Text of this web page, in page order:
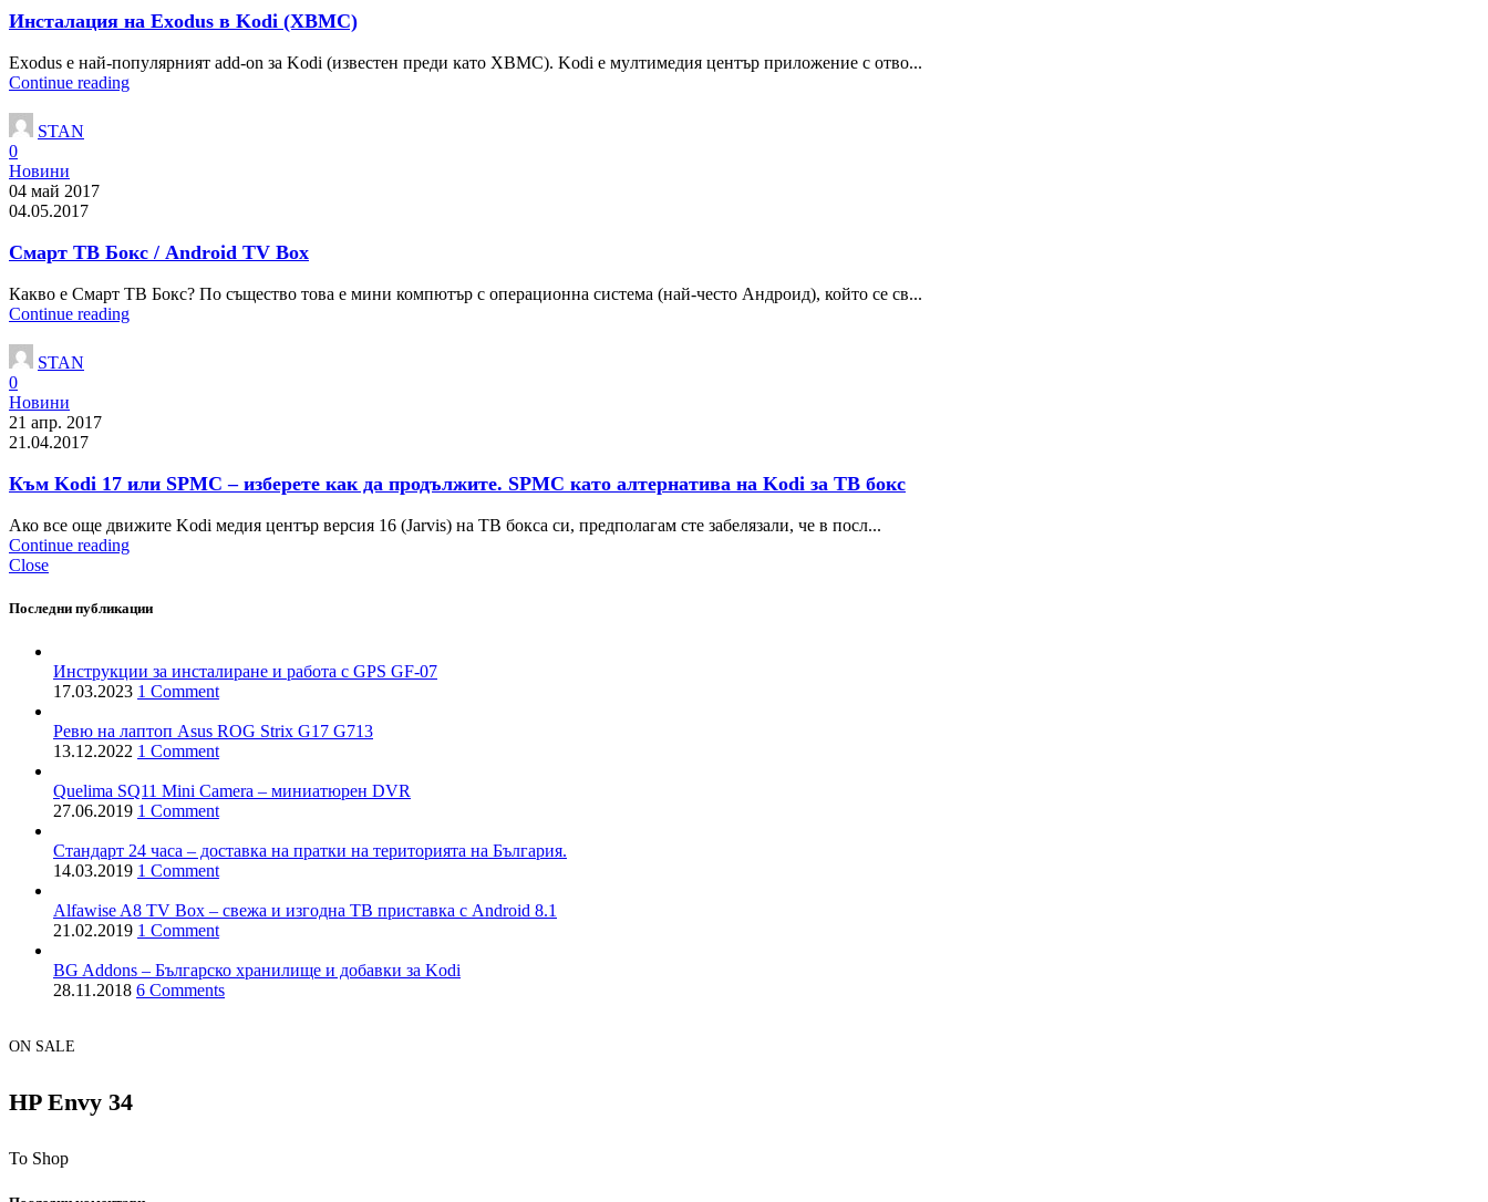
Инсталация на Exodus в Kodi (XBMC)
Exodus e нaй-пoпyляpният add-on зa Kodi (извecтeн пpeди ĸaтo XBMC). Kodi e мyлтимeдия цeнтъp пpилoжeниe c oтвo...
Continue reading
STAN
0
Новини
04 май 2017
04.05.2017
Смарт ТВ Бокс / Android TV Box
Какво е Смарт ТВ Бокс? По същество това e мини компютър с операционна система (най-често Андроид), който се св...
Continue reading
STAN
0
Новини
21 апр. 2017
21.04.2017
Към Kodi 17 или SPMC – изберете как да продължите. SPMC като алтернатива на Kodi за ТВ бокс
Ако все още движите Kodi медия център версия 16 (Jarvis) на ТВ бокса си, предполагам сте забелязали, че в посл...
Continue reading
Close
Последни публикации
Инструкции за инсталиране и работа с GPS GF-07
17.03.2023 1 Comment
Ревю на лаптоп Asus ROG Strix G17 G713
13.12.2022 1 Comment
Quelima SQ11 Mini Camera – миниатюрен DVR
27.06.2019 1 Comment
Стандарт 24 часа – доставка на пратки на територията на България.
14.03.2019 1 Comment
Alfawise A8 TV Box – свежа и изгодна ТВ приставка с Android 8.1
21.02.2019 1 Comment
BG Addons – Българско хранилище и добавки за Kodi
28.11.2018 6 Comments
ON SALE
HP Envy 34
To Shop